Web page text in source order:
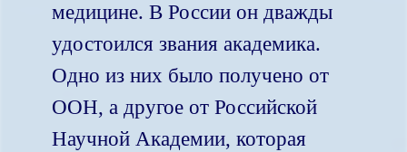
медицине. В России он дважды
удостоился звания академика.
Одно из них было получено от
ООН, а другое от Российской
Научной Академии, которая